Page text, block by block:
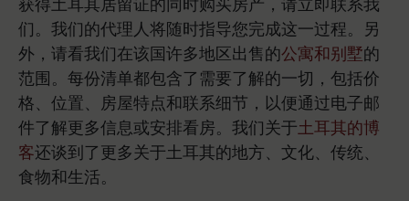
们。我们的代理人将随时指导您完成这一过程。另
外，请看我们在该国许多地区出售的公寓和别墅的
范围。每份清单都包含了需要了解的一切，包括价
格、位置、房屋特点和联系细节，以便通过电子邮
件了解更多信息或安排看房。我们关于土耳其的博
客还谈到了更多关于土耳其的地方、文化、传统、
食物和生活。